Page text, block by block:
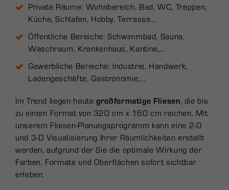
Private Räume: Wohnbereich, Bad, WC, Treppen,
Küche, Schlafen, Hobby, Terrasse...
Öffentliche Bereiche: Schwimmbad, Sauna,
Waschraum, Krankenhaus, Kantine,...
Gewerbliche Bereiche: Industrie, Handwerk,
Ladengeschäfte, Gastronomie,...
Im Trend liegen heutegroßformatige Fliesen, die bis
zu einem Format von 320 cm x 160 cm reichen. Mit
unserem Fliesen-Planungsprogramm kann eine 2-D
und 3-D Visualisierung Ihrer Räumlichkeiten erstellt
werden, aufgrund der Sie die optimale Wirkung der
Farben, Formate und Oberflächen sofort sichtbar
erleben.